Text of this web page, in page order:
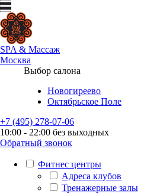
SPA & Массаж
Москва
Выбор салона
Новогиреево
Октябрьское Поле
+7 (495) 278-07-06
10:00 - 22:00 без выходных
Обратный звонок
Фитнес центры
Адреса клубов
Тренажерные залы